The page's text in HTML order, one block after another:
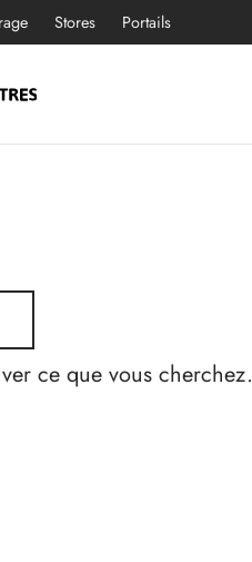
Stores Portails
ce que vous cherchez.